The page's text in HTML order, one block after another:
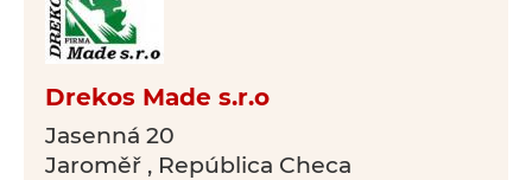
Drekos Made s.r.o
Jasenná 20
Jaroměř , República Checa